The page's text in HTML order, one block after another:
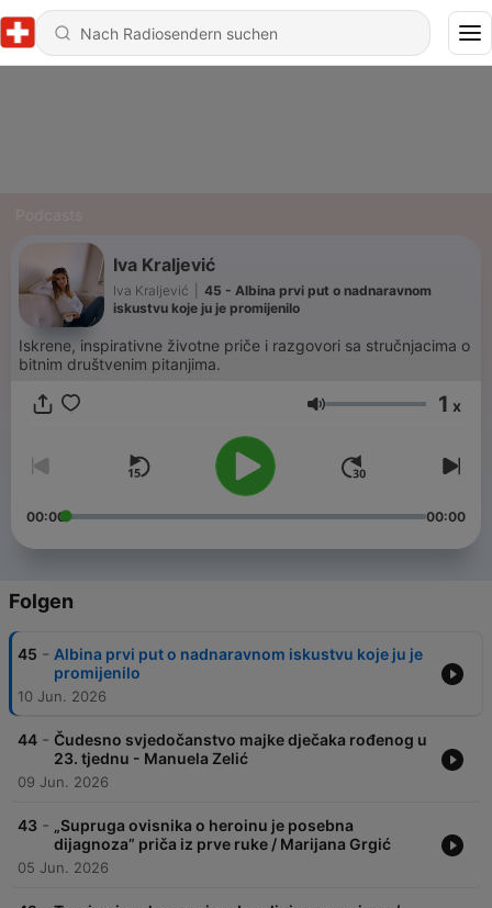
Iva Kraljević
Iva Kraljević
45 - Albina prvi put o nadnaravnom
iskustvu koje ju je promijenilo
Iskrene, inspirativne životne priče i razgovori sa stručnjacima o
bitnim društvenim pitanjima.
Lautstärke 1 x
00:00 00:00
Folgen
45 - Albina prvi put o nadnaravnom iskustvu koje ju je
promijenilo
10 Jun. 2026
44 - Čudesno svjedočanstvo majke dječaka rođenog u
23. tjednu - Manuela Zelić
09 Jun. 2026
43 - „Supruga ovisnika o heroinu je posebna
dijagnoza” priča iz prve ruke / Marijana Grgić
05 Jun. 2026